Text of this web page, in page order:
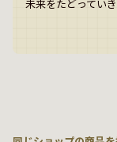
未来をたどっていき